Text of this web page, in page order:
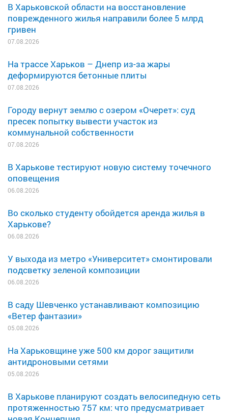
В Харьковской области на восстановление
поврежденного жилья направили более 5 млрд
гривен
07.08.2026
На трассе Харьков – Днепр из-за жары
деформируются бетонные плиты
07.08.2026
Городу вернут землю с озером «Очерет»: суд
пресек попытку вывести участок из
коммунальной собственности
07.08.2026
В Харькове тестируют новую систему точечного
оповещения
06.08.2026
Во сколько студенту обойдется аренда жилья в
Харькове?
06.08.2026
У выхода из метро «Университет» смонтировали
подсветку зеленой композиции
06.08.2026
В саду Шевченко устанавливают композицию
«Ветер фантазии»
05.08.2026
На Харьковщине уже 500 км дорог защитили
антидроновыми сетями
05.08.2026
В Харькове планируют создать велосипедную сеть
протяженностью 757 км: что предусматривает